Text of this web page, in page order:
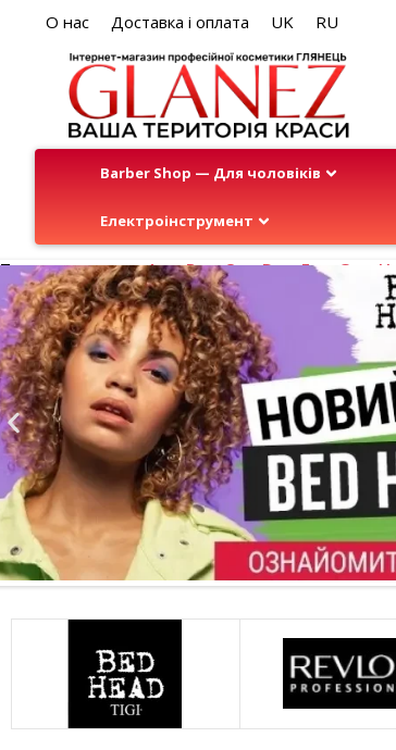
О нас Доставка і оплата UK RU
Barber Shop — Для чоловіків
Електроінструмент
Производители: A B C D E G H
Tigi
Косметика для